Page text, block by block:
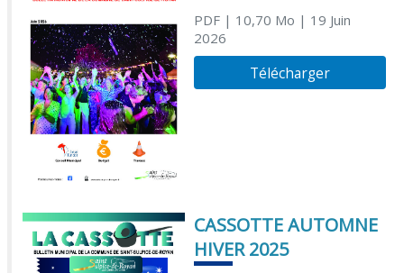
PDF| 10,70 Mo | 19 Juin
2026
Télécharger
CASSOTTE AUTOMNE
HIVER 2025